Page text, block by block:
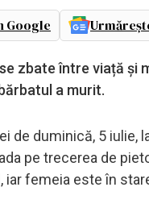
Google
zbate între viață
a murit.
de duminică, 5 iulie,
pe trecerea de
femeia este în